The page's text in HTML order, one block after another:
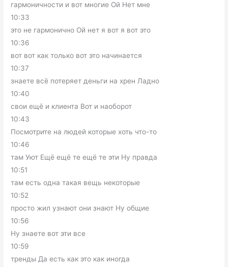
гармоничности и вот многие Ой Нет мне
10:33
это не гармонично Ой нет я вот я вот это
10:36
вот вот как только вот это начинается
10:37
знаете всё потеряет деньги на хрен Ладно
10:40
свои ещё и клиента Вот и наоборот
10:43
Посмотрите на людей которые хоть что-то
10:46
там Уют Ещё ещё те ещё те эти Ну правда
10:51
там есть одна такая вещь некоторые
10:52
просто жил узнают они знают Ну общие
10:56
Ну знаете вот эти все
10:59
тренды Да есть как это как иногда